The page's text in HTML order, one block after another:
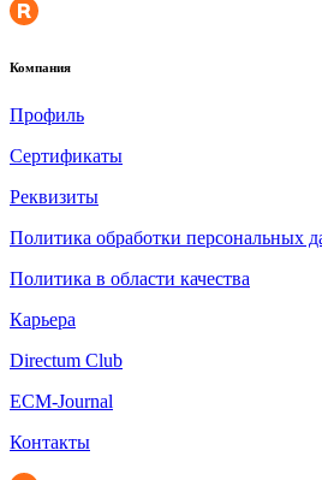
Компания
Профиль
Сертификаты
Реквизиты
Политика обработки персональных
Политика в области качества
Карьера
Directum Club
ECM-Journal
Контакты